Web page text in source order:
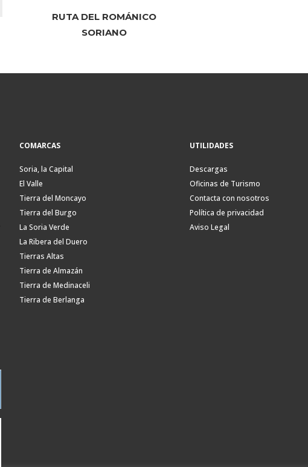
RUTA DEL ROMÁNICO
SORIANO
COMARCAS
Soria, la Capital
El Valle
Tierra del Moncayo
Tierra del Burgo
La Soria Verde
La Ribera del Duero
Tierras Altas
Tierra de Almazán
Tierra de Medinaceli
Tierra de Berlanga
UTILIDADES
Descargas
Oficinas de Turismo
Contacta con nosotros
Política de privacidad
Aviso Legal